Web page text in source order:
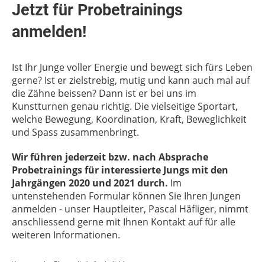
Jetzt für Probetrainings
anmelden!
Ist Ihr Junge voller Energie und bewegt sich fürs Leben
gerne? Ist er zielstrebig, mutig und kann auch mal auf
die Zähne beissen? Dann ist er bei uns im
Kunstturnen genau richtig. Die vielseitige Sportart,
welche Bewegung, Koordination, Kraft, Beweglichkeit
und Spass zusammenbringt.
Wir führen jederzeit bzw. nach Absprache
Probetrainings für interessierte Jungs mit den
Jahrgängen 2020 und 2021 durch. Im
untenstehenden Formular können Sie Ihren Jungen
anmelden - unser Hauptleiter, Pascal Häfliger, nimmt
anschliessend gerne mit Ihnen Kontakt auf für alle
weiteren Informationen.